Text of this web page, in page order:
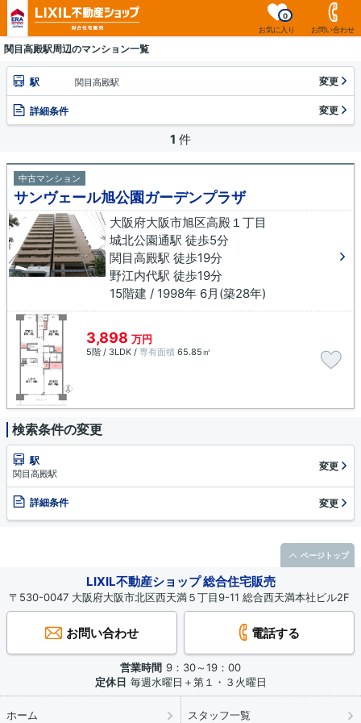
お気に入り
0
お問い合わせ
関目高殿駅周辺のマンション一覧
駅 関目高殿駅 変更
詳細条件 変更
1 件
中古マンション
サンヴェール旭公園ガーデンプラザ
大阪府大阪市旭区高殿１丁目
城北公園通駅 徒歩5分
関目高殿駅 徒歩19分
野江内代駅 徒歩19分
15階建 / 1998年 6月(築28年)
3,898 万円
5階 / 3LDK / 専有面積 65.85㎡
検索条件の変更
駅
関目高殿駅
変更
詳細条件 変更
LIXIL不動産ショップ 総合住宅販売
〒530-0047 大阪府大阪市北区西天満５丁目9-11 総合西天満本社ビル2F
お問い合わせ 電話する
営業時間 9：30～19：00
定休日 毎週水曜日＋第１・３火曜日
ホーム スタッフ一覧
ページトップ